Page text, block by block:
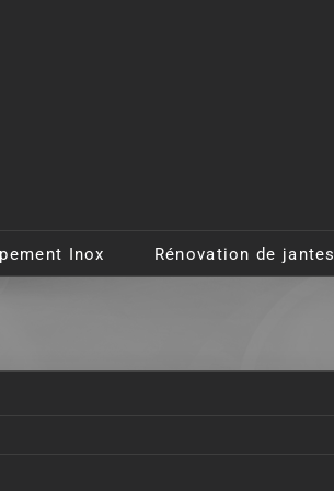
Inox Rénovation de jantes